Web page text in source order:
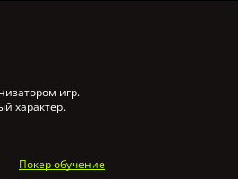
игр.
характер.
Покер обучение